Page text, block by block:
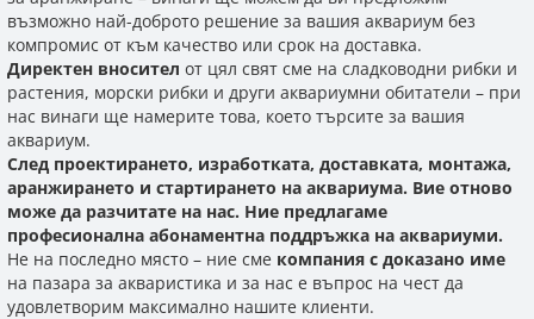
възможно най-доброто решение за вашия аквариум без
компромис от към качество или срок на доставка.
Директен вносител от цял свят сме на сладководни рибки и
растения, морски рибки и други аквариумни обитатели – при
нас винаги ще намерите това, което търсите за вашия
аквариум.
След проектирането, изработката, доставката, монтажа,
аранжирането и стартирането на аквариума. Вие отново
може да разчитате на нас. Ние предлагаме
професионална абонаментна поддръжка на аквариуми.
Не на последно място – ние сме компания с доказано име
на пазара за акваристика и за нас е въпрос на чест да
удовлетворим максимално нашите клиенти.